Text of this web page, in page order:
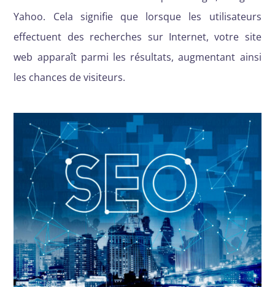
Yahoo. Cela signifie que lorsque les utilisateurs
effectuent des recherches sur Internet, votre site
web apparaît parmi les résultats, augmentant ainsi
les chances de visiteurs.